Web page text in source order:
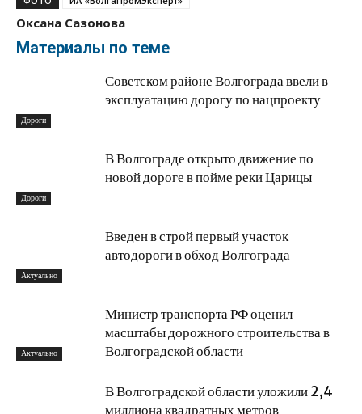
Оксана Сазонова
Материалы по теме
Дороги
Советском районе Волгограда ввели в
эксплуатацию дорогу по нацпроекту
Дороги
В Волгограде открыто движение по
новой дороге в пойме реки Царицы
Актуально
Введен в строй первый участок
автодороги в обход Волгограда
Актуально
Министр транспорта РФ оценил
масштабы дорожного строительства в
Волгоградской области
В Волгоградской области уложили 2,4
миллиона квадратных метров